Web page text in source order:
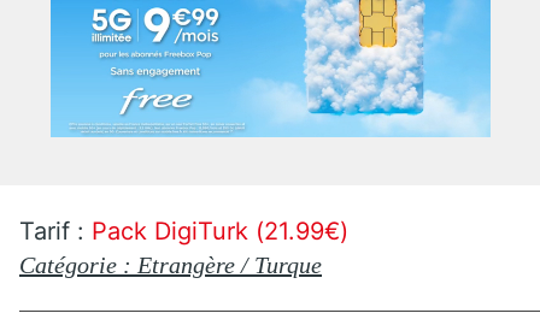
Tarif : Pack DigiTurk (21.99€)
Catégorie : Etrangère / Turque